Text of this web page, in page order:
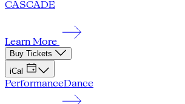
CASCADE
Learn More
Buy Tickets
iCal
PerformanceDance